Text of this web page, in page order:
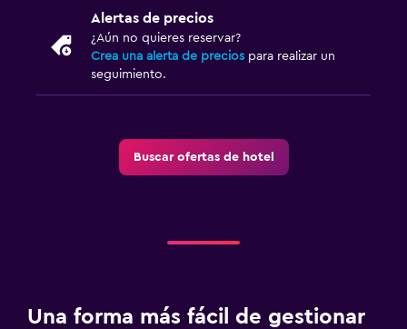
Alertas de precios
¿Aún no quieres reservar?
Crea una alerta de precios para realizar un
seguimiento.
Buscar ofertas de hotel
Una forma más fácil de gestionar